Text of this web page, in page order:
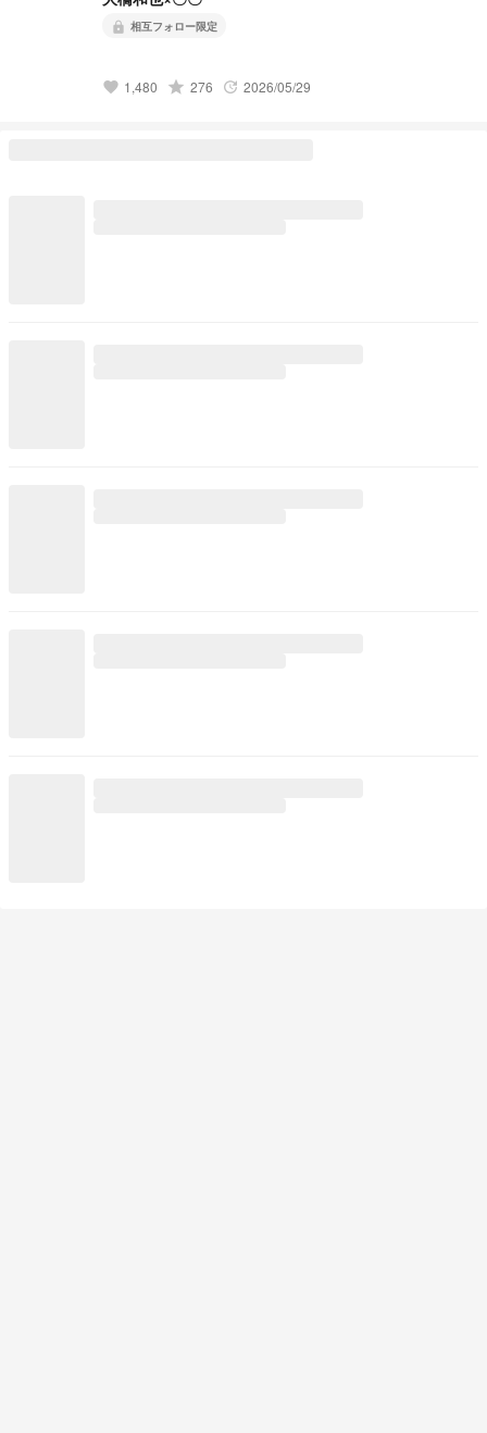
lock 相互フォロー限定
favorite 1,480 grade 276 update 2026/05/29